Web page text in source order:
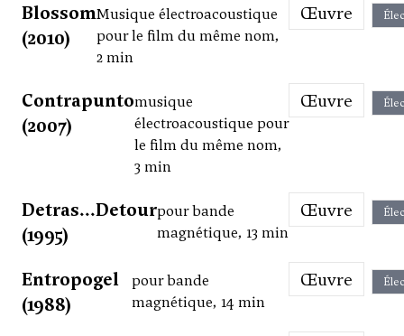
Blossom
(2010)
Musique électroacoustique
pour le film du même nom,
2 min
Œuvre
Contrapunto
(2007)
musique
électroacoustique pour
le film du même nom,
3 min
Œuvre
Detras...Detour
(1995)
pour bande
magnétique, 13 min
Œuvre
Entropogel
(1988)
pour bande
magnétique, 14 min
Œuvre